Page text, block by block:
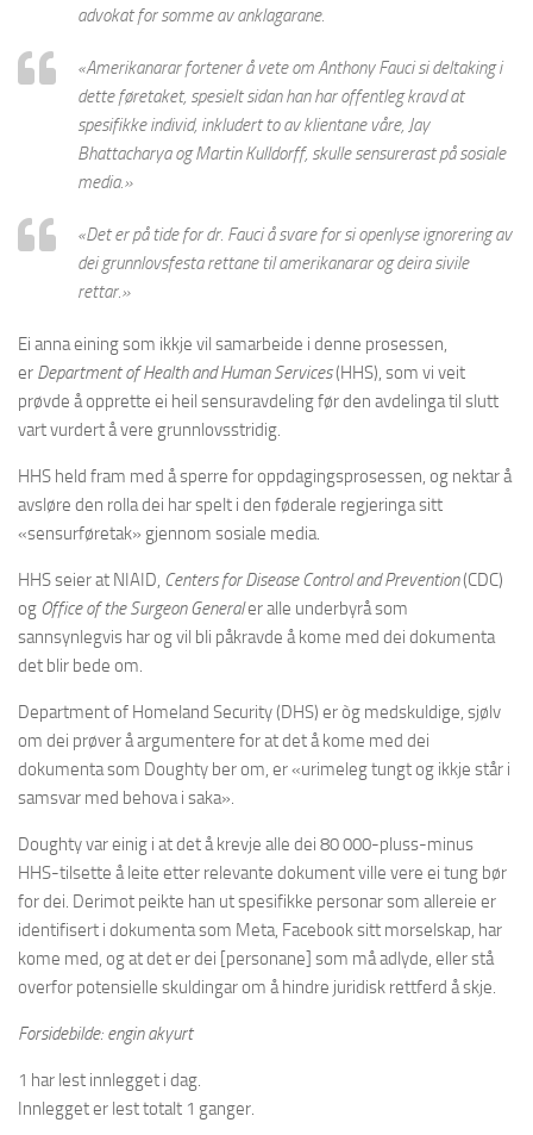
advokat for somme av anklagarane.
«Amerikanarar fortener å vete om Anthony Fauci si deltaking i
dette føretaket, spesielt sidan han har offentleg kravd at
spesifikke individ, inkludert to av klientane våre, Jay
Bhattacharya og Martin Kulldorff, skulle sensurerast på sosiale
media.»
«Det er på tide for dr. Fauci å svare for si openlyse ignorering av
dei grunnlovsfesta rettane til amerikanarar og deira sivile
rettar.»
Ei anna eining som ikkje vil samarbeide i denne prosessen,
er Department of Health and Human Services(HHS), som vi veit
prøvde å opprette ei heil sensuravdeling før den avdelinga til slutt
vart vurdert å vere grunnlovsstridig.
HHS held fram med å sperre for oppdagingsprosessen, og nektar å
avsløre den rolla dei har spelt i den føderale regjeringa sitt
«sensurføretak» gjennom sosiale media.
HHS seier at NIAID, Centers for Disease Control and Prevention(CDC)
og Office of the Surgeon Generaler alle underbyrå som
sannsynlegvis har og vil bli påkravde å kome med dei dokumenta
det blir bede om.
Department of Homeland Security (DHS) er òg medskuldige, sjølv
om dei prøver å argumentere for at det å kome med dei
dokumenta som Doughty ber om, er «urimeleg tungt og ikkje står i
samsvar med behova i saka».
Doughty var einig i at det å krevje alle dei 80 000-pluss-minus
HHS-tilsette å leite etter relevante dokument ville vere ei tung bør
for dei. Derimot peikte han ut spesifikke personar som allereie er
identifisert i dokumenta som Meta, Facebook sitt morselskap, har
kome med, og at det er dei [personane] som må adlyde, eller stå
overfor potensielle skuldingar om å hindre juridisk rettferd å skje.
Forsidebilde: engin akyurt
1 har lest innlegget i dag.
Innlegget er lest totalt 1 ganger.